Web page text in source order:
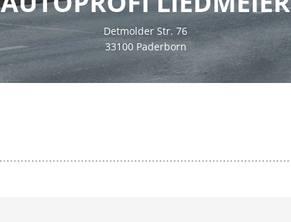
Detmolder Str. 76
33100 Paderborn